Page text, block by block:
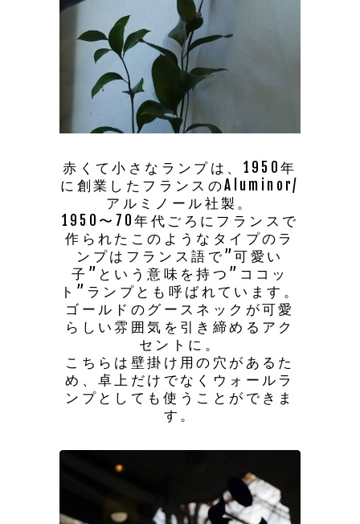
赤くて小さなランプは、1950年
に創業したフランスのAluminor/
アルミノール社製。
1950〜70年代ごろにフランスで
作られたこのようなタイプのラ
ンプはフランス語で”可愛い
子”という意味を持つ”ココッ
ト”ランプとも呼ばれています。
ゴールドのグースネックが可愛
らしい雰囲気を引き締めるアク
セントに。
こちらは壁掛け用の穴があるた
め、卓上だけでなくウォールラ
ンプとしても使うことができま
す。